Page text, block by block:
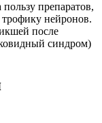
препаратов,
нейронов.
после
синдром)